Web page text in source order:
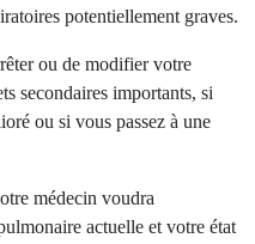
potentiellement graves.
ou de modifier votre
secondaires importants, si
ou si vous passez à une
médecin voudra
actuelle et votre état